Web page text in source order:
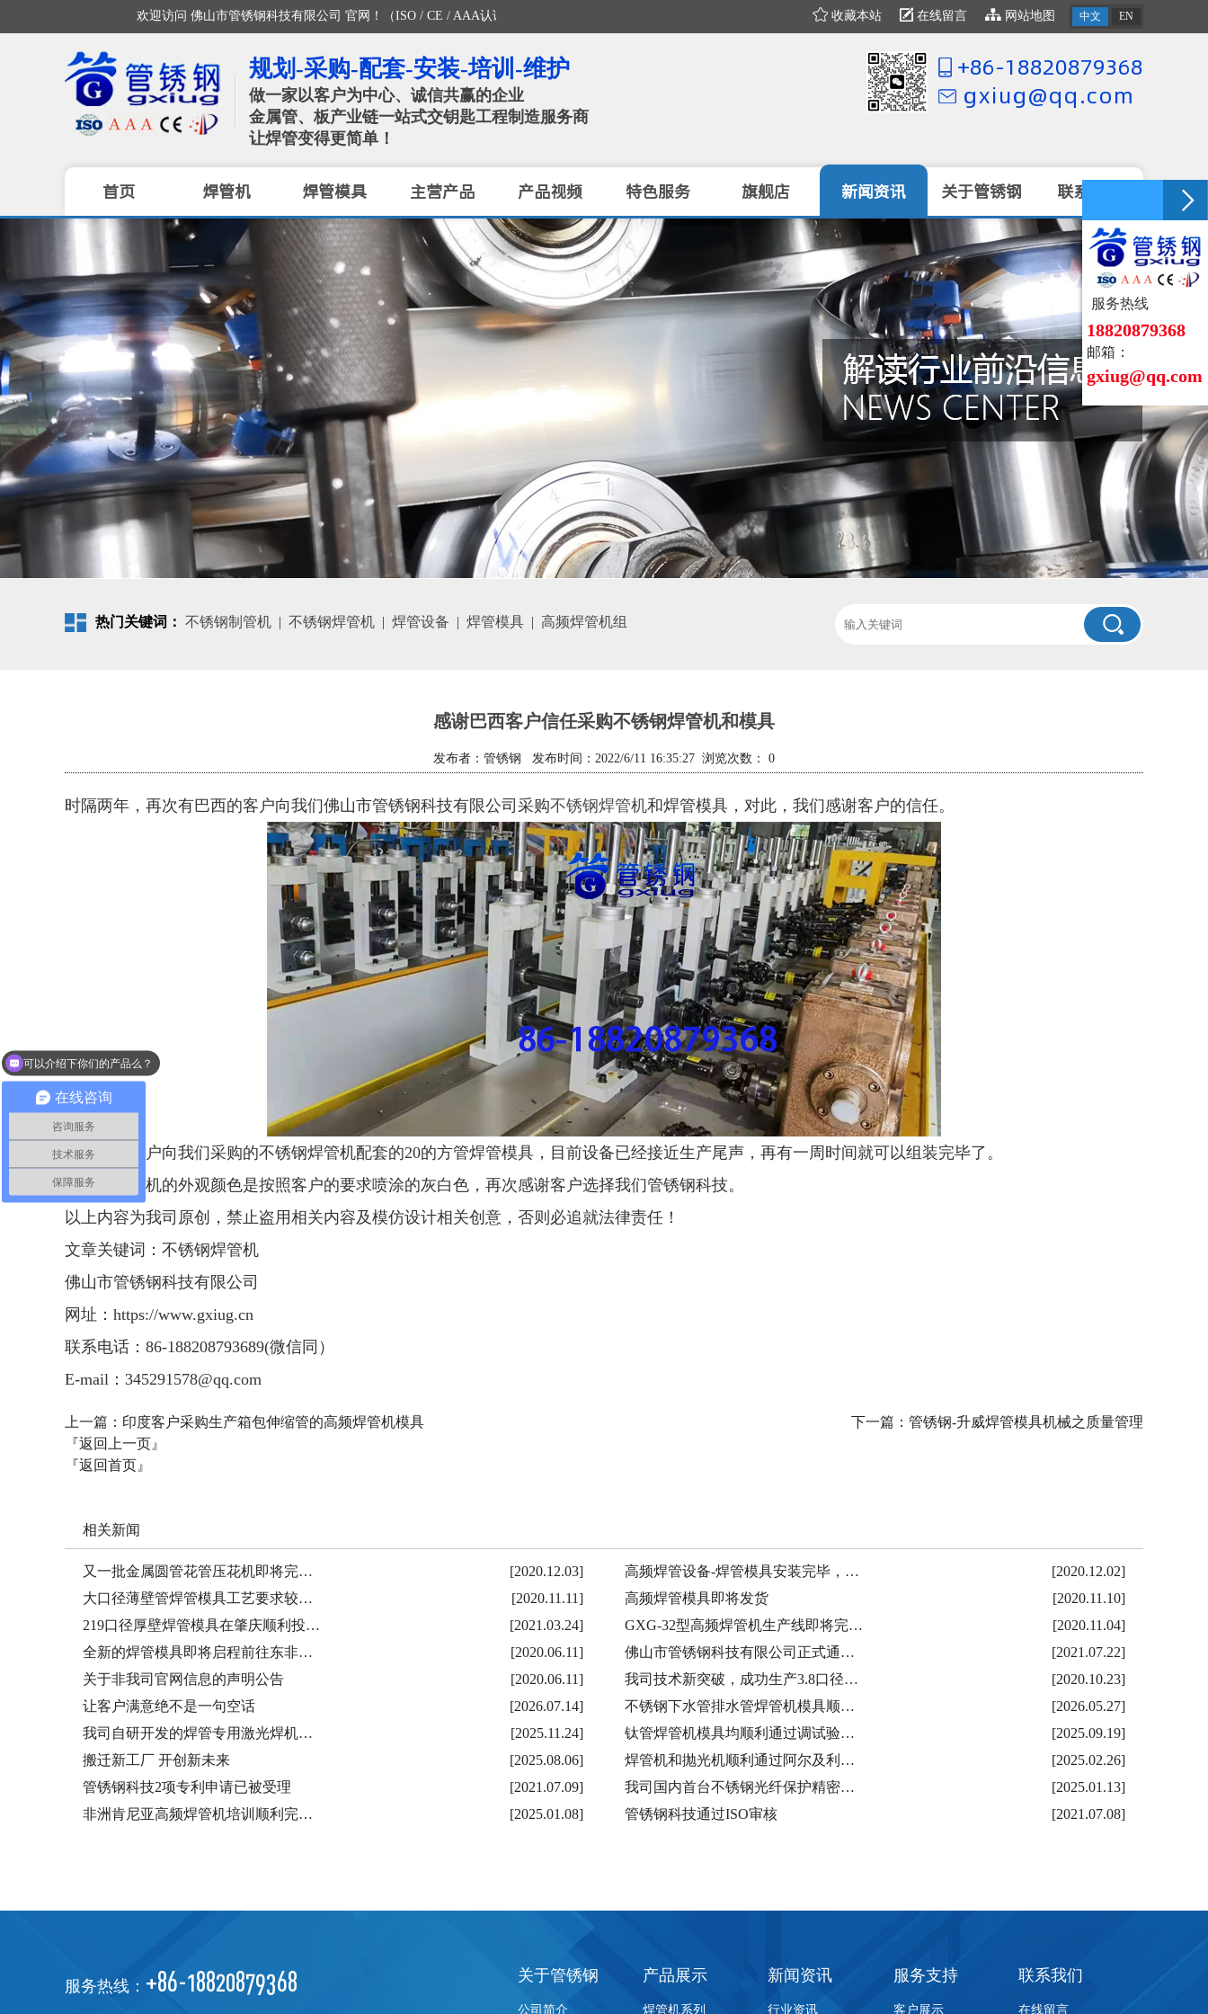
欢迎访问 佛山市管锈钢科技有限公司 官网！（ISO / CE / AAA认证企业） 中文 EN
收藏本站 在线留言 网站地图
规划-采购-配套-安装-培训-维护
做一家以客户为中心、诚信共赢的企业
金属管、板产业链一站式交钥匙工程制造服务商​
让焊管变得更简单！
+86-18820879368
gxiug@qq.com
首页 焊管机 焊管模具 主营产品 产品视频 特色服务 旗舰店 新闻资讯 关于管锈钢 联系我们
热门关键词： 不锈钢制管机 | 不锈钢焊管机 | 焊管设备 | 焊管模具 | 高频焊管机组
感谢巴西客户信任采购不锈钢焊管机和模具
发布者：管锈钢 发布时间：2022/6/11 16:35:27 浏览次数： 0
时隔两年，再次有巴西的客户向我们佛山市管锈钢科技有限公司采购不锈钢焊管机和焊管模具，对此，我们感谢客户的信任。
这次巴西客户向我们采购的不锈钢焊管机配套的20的方管焊管模具，目前设备已经接近生产尾声，再有一周时间就可以组装完毕了。
这次是焊管机的外观颜色是按照客户的要求喷涂的灰白色，再次感谢客户选择我们管锈钢科技。
以上内容为我司原创，禁止盗用相关内容及模仿设计相关创意，否则必追就法律责任！
文章关键词：不锈钢焊管机
佛山市管锈钢科技有限公司
网址：https://www.gxiug.cn
联系电话：86-188208793689(微信同）
E-mail：345291578@qq.com
上一篇： 印度客户采购生产箱包伸缩管的高频焊管机模具 下一篇： 管锈钢-升威焊管模具机械之质量管理
『返回上一页』
『返回首页』
相关新闻
[2020.12.03]
又一批金属圆管花管压花机即将完… [2020.12.02]
高频焊管设备-焊管模具安装完毕，…
[2020.11.11]
大口径薄壁管焊管模具工艺要求较… [2020.11.10]
高频焊管模具即将发货
[2021.03.24]
219口径厚壁焊管模具在肇庆顺利投… [2020.11.04]
GXG-32型高频焊管机生产线即将完…
[2020.06.11]
全新的焊管模具即将启程前往东非… [2021.07.22]
佛山市管锈钢科技有限公司正式通…
[2020.06.11]
关于非我司官网信息的声明公告 [2020.10.23]
我司技术新突破，成功生产3.8口径…
[2026.07.14]
让客户满意绝不是一句空话 [2026.05.27]
不锈钢下水管排水管焊管机模具顺…
[2025.11.24]
我司自研开发的焊管专用激光焊机… [2025.09.19]
钛管焊管机模具均顺利通过调试验…
[2025.08.06]
搬迁新工厂 开创新未来 [2025.02.26]
焊管机和抛光机顺利通过阿尔及利…
[2021.07.09]
管锈钢科技2项专利申请已被受理 [2025.01.13]
我司国内首台不锈钢光纤保护精密…
[2025.01.08]
非洲肯尼亚高频焊管机培训顺利完… [2021.07.08]
管锈钢科技通过ISO审核
服务热线： +86-18820879368 关于管锈钢
公司简介
产品展示
焊管机系列
新闻资讯
行业资讯
服务支持
客户展示
联系我们
在线留言
服务热线
18820879368
邮箱：
在线咨询
咨询服务
技术服务
保障服务
可以介绍下你们的产品么？
你们是怎么收费的呢？